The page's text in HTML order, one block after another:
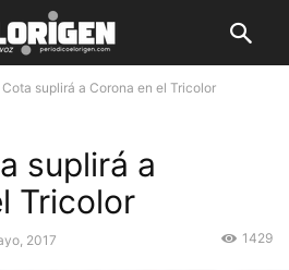
suplirá a Corona en el Tricolor
suplirá a
Tricolor
2017 1429